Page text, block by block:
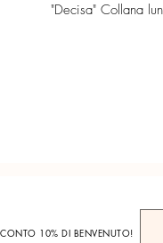
"Decisa" Collana
10% DI BENVENUTO!